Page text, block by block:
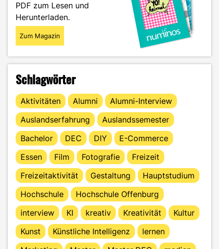
PDF zum Lesen und
Herunterladen.
Zum Magazin
Schlagwörter
Aktivitäten Alumni
Alumni-Interview
Auslandserfahrung
Auslandssemester
Bachelor
DEC DIY
E-Commerce
Essen
Film Fotografie
Freizeit
Freizeitaktivität
Gestaltung
Hauptstudium
Hochschule
Hochschule Offenburg
interview
KI kreativ Kreativität
Kultur
Kunst
Künstliche Intelligenz
lernen